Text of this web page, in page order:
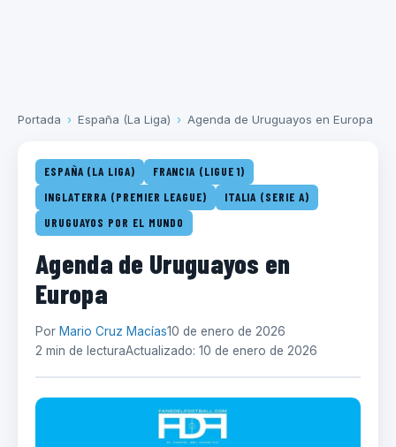
Portada › España (La Liga) › Agenda de Uruguayos en Europa
ESPAÑA (LA LIGA)
FRANCIA (LIGUE 1)
INGLATERRA (PREMIER LEAGUE)
ITALIA (SERIE A)
URUGUAYOS POR EL MUNDO
Agenda de Uruguayos en
Europa
Por Mario Cruz Macías10 de enero de 2026
2 min de lecturaActualizado: 10 de enero de 2026